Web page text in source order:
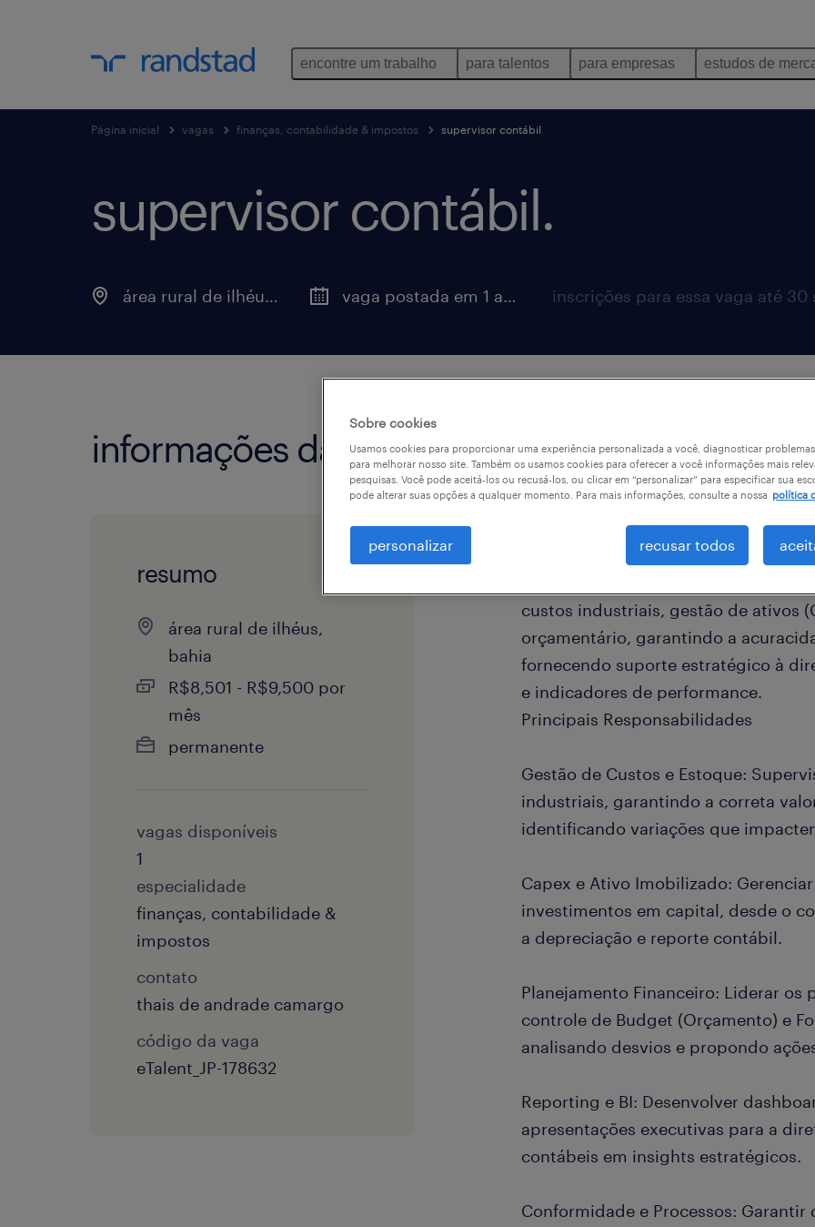
encontre um trabalho para talentos para empresas estudos de
Página inicial vagas finanças, contabilidade & impostos supervisor contábil
supervisor contábil.
área rural de ilhéus, bahia vaga postada em 1 abril 2026
informações da vaga
resumo
área rural de ilhéus,
bahia
R$8,501 - R$9,500 por
mês
permanente
vagas disponíveis
1
especialidade
finanças, contabilidade &
impostos
contato
thais de andrade camargo
código da vaga
eTalent_JP-178632
Buscamos um profissional com
para liderar a gestão contábil e
Supervisor Contábil será o ponto
custos industriais, gestão de ativos
orçamentário, garantindo a
fornecendo suporte estratégico à
e indicadores de performance.
Principais Responsabilidades
Gestão de Custos e Estoque:
industriais, garantindo a correta
identificando variações que
Capex e Ativo Imobilizado:
investimentos em capital, desde o
a depreciação e reporte contábil.
Planejamento Financeiro: Liderar os
controle de Budget (Orçamento) e
analisando desvios e propondo
Reporting e BI: Desenvolver
apresentações executivas para a
contábeis em insights estratégicos.
Conformidade e Processos: Garantir
Sobre cookies
Usamos cookies para proporcionar uma experiência personalizada a você, diagnosticar
para melhorar nosso site. Também os usamos cookies para oferecer a você informações mais
pesquisas. Você pode aceitá-los ou recusá-los, ou clicar em “personalizar” para especificar sua
pode alterar suas opções a qualquer momento. Para mais informações, consulte a nossa política
personalizar recusar todos